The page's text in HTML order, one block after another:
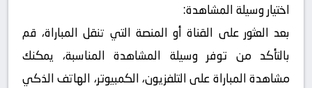
اختيار وسيلة المشاهدة:
بعد العثور على القناة أو المنصة التي تنقل المباراة، قم
بالتأكد من توفر وسيلة المشاهدة المناسبة، يمكنك
مشاهدة المباراة على التلفزيون، الكمبيوتر، الهاتف الذكي